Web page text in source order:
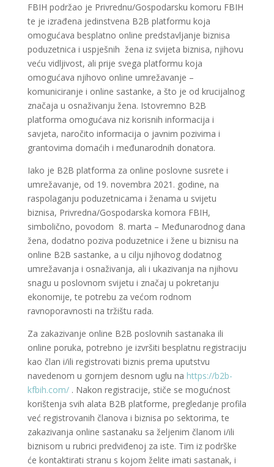
FBIH podržao je Privrednu/Gospodarsku komoru FBIH
te je izrađena jedinstvena B2B platformu koja
omogućava besplatno online predstavljanje biznisa
poduzetnica i uspješnih žena iz svijeta biznisa, njihovu
veću vidljivost, ali prije svega platformu koja
omogućava njihovo online umrežavanje –
komuniciranje i online sastanke, a što je od krucijalnog
značaja u osnaživanju žena. Istovremno B2B
platforma omogućava niz korisnih informacija i
savjeta, naročito informacija o javnim pozivima i
grantovima domaćih i međunarodnih donatora.
Iako je B2B platforma za online poslovne susrete i
umrežavanje, od 19. novembra 2021. godine, na
raspolaganju poduzetnicama i ženama u svijetu
biznisa, Privredna/Gospodarska komora FBIH,
simbolično, povodom 8. marta – Međunarodnog dana
žena, dodatno poziva poduzetnice i žene u biznisu na
online B2B sastanke, a u cilju njihovog dodatnog
umrežavanja i osnaživanja, ali i ukazivanja na njihovu
snagu u poslovnom svijetu i značaj u pokretanju
ekonomije, te potrebu za većom rodnom
ravnoporavnosti na tržištu rada.
Za zakazivanje online B2B poslovnih sastanaka ili
online poruka, potrebno je izvršiti besplatnu registraciju
kao član i/ili registrovati biznis prema uputstvu
navedenom u gornjem desnom uglu na https://b2b-
kfbih.com/. Nakon registracije, stiče se mogućnost
korištenja svih alata B2B platforme, pregledanje profila
već registrovanih članova i biznisa po sektorima, te
zakazivanja online sastanaku sa željenim članom i/ili
biznisom u rubrici predviđenoj za iste. Tim iz podrške
će kontaktirati stranu s kojom želite imati sastanak, i